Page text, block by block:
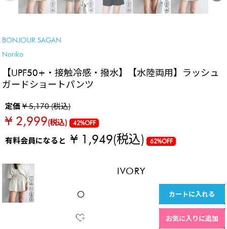
BONJOUR SAGAN
Noriko
【UPF50+・接触冷感・撥水】【水陸両用】ラッシュ
ガードショートパンツ
定価¥ 5,170 (税込)
¥ 2,999(税込) 42%OFF
有料会員になると¥ 1,949(税込) 62%OFF
IVORY
〇 カートに入れる
お気に入りに追加